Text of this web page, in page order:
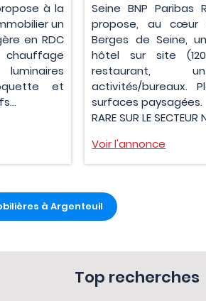
à la
un
en RDC
et
Seine BNP Paribas
propose, au cœur
Berges de Seine,
hôtel sur site
restaurant,
activités/bureaux.
surfaces paysagées.
RARE SUR LE
Voir l'annonce
à Argenteuil
Top recherches